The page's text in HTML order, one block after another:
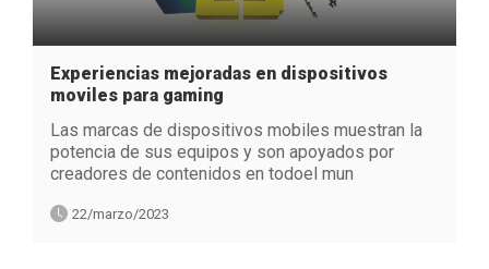
Experiencias mejoradas en dispositivos
moviles para gaming
Las marcas de dispositivos mobiles muestran la
potencia de sus equipos y son apoyados por
creadores de contenidos en todoel mun
22/marzo/2023